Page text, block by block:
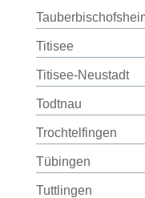
Titisee
Titisee-Neustadt
Todtnau
Trochtelfingen
Tübingen
Tuttlingen